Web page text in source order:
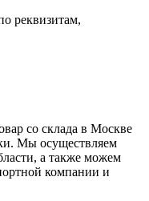
реквизитам,
со склада в Москве
Мы осуществляем
а также можем
компании и